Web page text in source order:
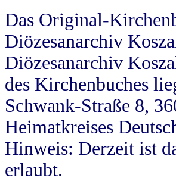
Das Original-
Diözesanarchiv
Diözesanarchiv
des Kirchenbuches
Schwank-Straße 8,
Heimatkreises
Hinweis: Derzeit ist
erlaubt.